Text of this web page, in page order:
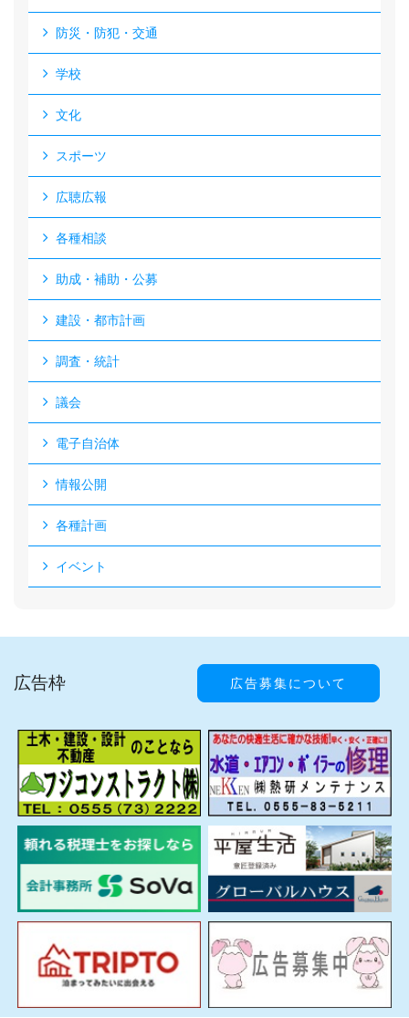
防災・防犯・交通
学校
文化
スポーツ
広聴広報
各種相談
助成・補助・公募
建設・都市計画
調査・統計
議会
電子自治体
情報公開
各種計画
イベント
広告枠 広告募集について